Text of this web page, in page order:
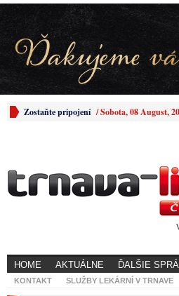
Zostaňte pripojení /Sobota, 08 August,
HOME AKTUÁLNE ĎALŠIE
KONTAKT SLUŽBY LEKÁRNÍ V TRNAVE